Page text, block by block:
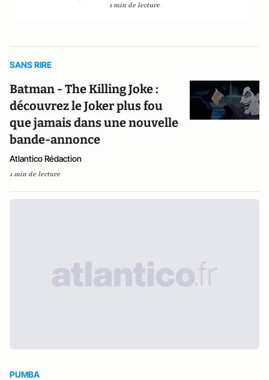
1 min de lecture
SANS RIRE
Batman - The Killing Joke :
découvrez le Joker plus fou
que jamais dans une nouvelle
bande-annonce
Atlantico Rédaction
1 min de lecture
PUMBA